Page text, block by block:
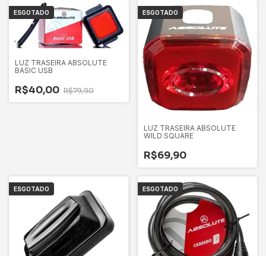
ESGOTADO
LUZ TRASEIRA ABSOLUTE
BASIC USB
R$40,00 R$79,90
ESGOTADO
LUZ TRASEIRA ABSOLUTE
WILD SQUARE
R$69,90
ESGOTADO ESGOTADO